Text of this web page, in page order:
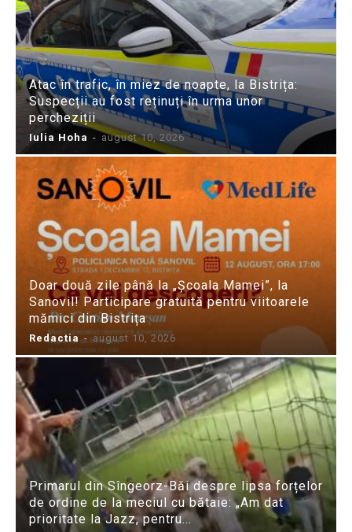
Atac în trafic, în miez de noapte, la Bistrița:
Suspecții au fost reținuți în urma unor
percheziții
Iulia Hoha - august 10, 2026
Doar două zile până la „Școala Mamei”, la
Sanovil! Participare gratuită pentru viitoarele
mămici din Bistrița
Redactia - august 10, 2026
Primarul din Sîngeorz-Băi despre lipsa forțelor
de ordine de la meciul cu bătaie: „Am dat
prioritate la Jazz, pentru...